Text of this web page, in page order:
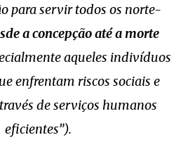
para servir todos os norte-
a concepção até a morte
aqueles indivíduos
enfrentam riscos sociais e
de serviços humanos
eficientes”).